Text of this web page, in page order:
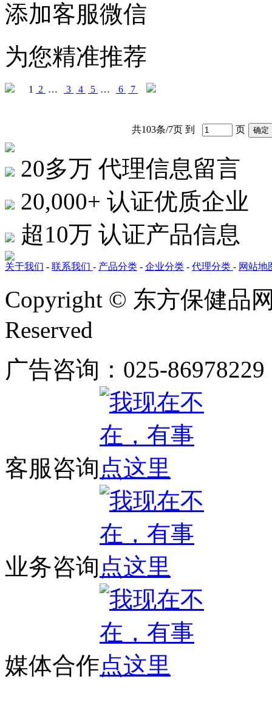
添加客服微信
为您精准推荐
1 2 … 3 4 5 … 6 7
共103条/7页 到 页
20多万 代理信息留言
20,000+ 认证优质企业
超10万 认证产品信息
关于我们 - 联系我们 - 产品分类 - 企业分类 - 代理分类 - 网站地
Copyright © 东方保健品
Reserved
广告咨询：025-
客服咨询
业务咨询
媒体合作